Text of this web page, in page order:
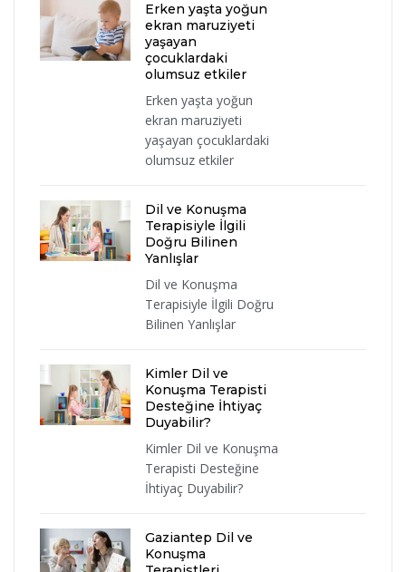
Erken yaşta yoğun
ekran maruziyeti
yaşayan
çocuklardaki
olumsuz etkiler
Erken yaşta yoğun
ekran maruziyeti
yaşayan çocuklardaki
olumsuz etkiler
Dil ve Konuşma
Terapisiyle İlgili
Doğru Bilinen
Yanlışlar
Dil ve Konuşma
Terapisiyle İlgili Doğru
Bilinen Yanlışlar
Kimler Dil ve
Konuşma Terapisti
Desteğine İhtiyaç
Duyabilir?
Kimler Dil ve Konuşma
Terapisti Desteğine
İhtiyaç Duyabilir?
Gaziantep Dil ve
Konuşma